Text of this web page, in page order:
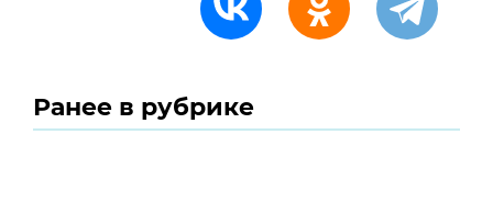
Ранее в рубрике